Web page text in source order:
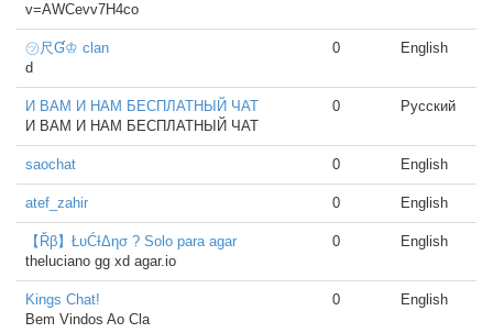
v=AWCevv7H4co
㋡尺Ɠ♔ clan
d
0 English
И ВАМ И НАМ БЕСПЛАТНЫЙ ЧАТ
И ВАМ И НАМ БЕСПЛАТНЫЙ ЧАТ
0 Русский
saochat 0 English
atef_zahir 0 English
【Řβ】ŁυĆƗΔησ ? Solo para agar
theluciano gg xd agar.io
0 English
Kings Chat!
Bem Vindos Ao Cla
0 English